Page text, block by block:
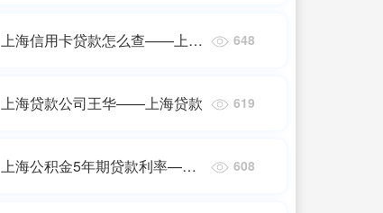
上海信用卡贷款怎么查——上海
648
上海贷款公司王华——上海贷款 619
上海公积金5年期贷款利率——
608